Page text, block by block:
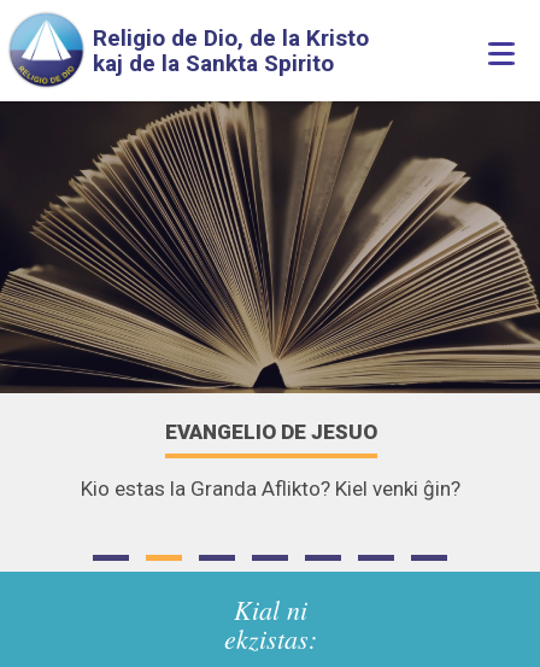
Skip to main content
Religio de Dio, de la Kristo
kaj de la Sankta Spirito
EVANGELIO DE JESUO
Kio estas la Granda Aflikto? Kiel venki ĝin?
Kial ni
ekzistas: